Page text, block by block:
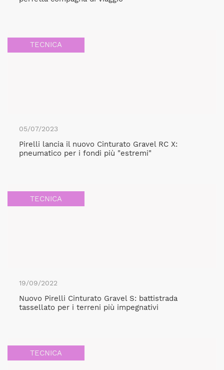
TECNICA
05/07/2023
Pirelli lancia il nuovo Cinturato Gravel RC X:
pneumatico per i fondi più "estremi"
TECNICA
19/09/2022
Nuovo Pirelli Cinturato Gravel S: battistrada
tassellato per i terreni più impegnativi
TECNICA